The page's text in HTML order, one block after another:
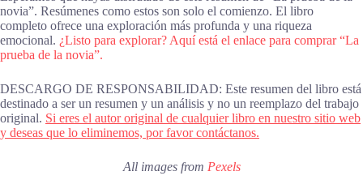
novia”. Resúmenes como estos son solo el comienzo. El libro
completo ofrece una exploración más profunda y una riqueza
emocional. ¿Listo para explorar? Aquí está el enlace para comprar “La
prueba de la novia”.
DESCARGO DE RESPONSABILIDAD: Este resumen del libro está
destinado a ser un resumen y un análisis y no un reemplazo del trabajo
original. Si eres el autor original de cualquier libro en nuestro sitio web
y deseas que lo eliminemos, por favor contáctanos.
All images from Pexels